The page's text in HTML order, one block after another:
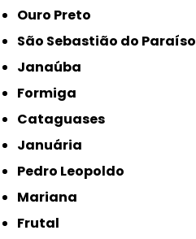
Ouro Preto
São Sebastião do Paraíso
Janaúba
Formiga
Cataguases
Januária
Pedro Leopoldo
Mariana
Frutal